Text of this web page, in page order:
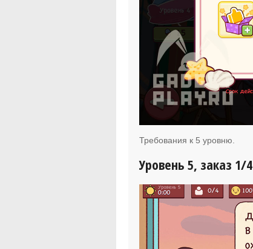
Требования к 5 уровню.
Уровень 5, заказ 1/4